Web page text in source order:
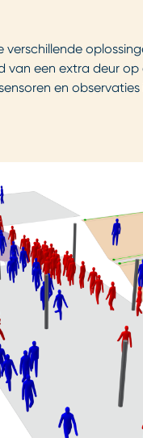
van een extra deur
en